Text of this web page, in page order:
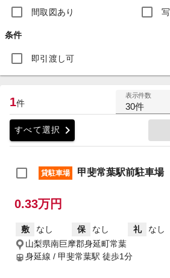
間取図あり
条件
即引渡し可
1件
表示件数
30件
すべて選択 chevron_right
貸駐車場 甲斐常葉駅前駐車場
0.33万円
敷 なし 保 なし 礼
なし
山梨県南巨摩郡身延町常葉
身延線 / 甲斐常葉駅 徒歩1分